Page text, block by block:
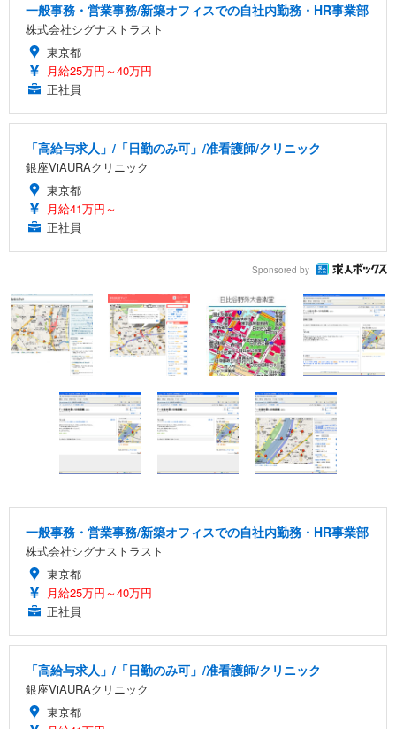
一般事務・営業事務/新築オフィスでの自社内勤務・HR事業部
株式会社シグナストラスト
東京都
月給25万円～40万円
正社員
「高給与求人」/「日勤のみ可」/准看護師/クリニック
銀座ViAURAクリニック
東京都
月給41万円～
正社員
Sponsored by
一般事務・営業事務/新築オフィスでの自社内勤務・HR事業部
株式会社シグナストラスト
東京都
月給25万円～40万円
正社員
「高給与求人」/「日勤のみ可」/准看護師/クリニック
銀座ViAURAクリニック
東京都